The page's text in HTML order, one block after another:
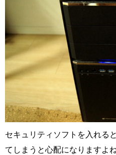
セキュリティソフトを入れる
てしまうと心配になりますよね